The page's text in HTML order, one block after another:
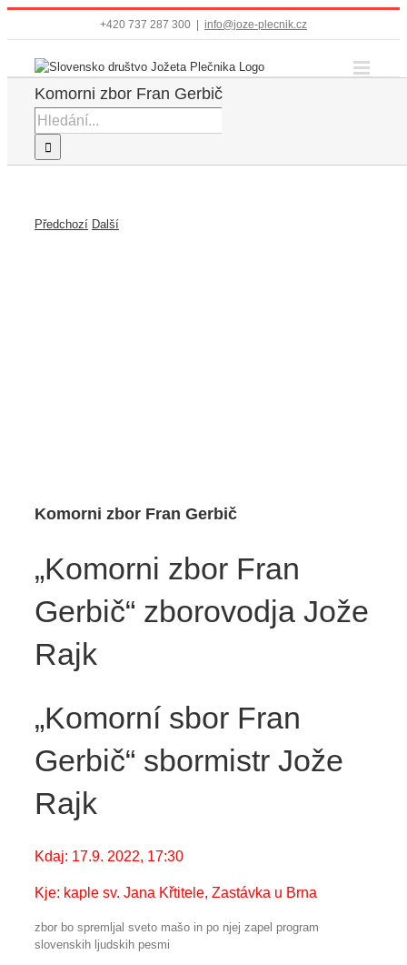
+420 737 287 300 info@joze-plecnik.cz
Komorni zbor Fran Gerbič
Hledat:
Předchozí Další
Komorni zbor Fran Gerbič
„Komorni zbor Fran
Gerbič“ zborovodja Jože
Rajk
„Komorní sbor Fran
Gerbič“ sbormistr Jože
Rajk
Kdaj: 17.9. 2022, 17:30
Kje: kaple sv. Jana Křtitele, Zastávka u Brna
zbor bo spremljal sveto mašo in po njej zapel program
slovenskih ljudskih pesmi